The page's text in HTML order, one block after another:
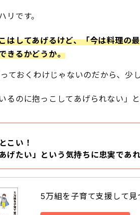
リです。
はしてあげるけど、「今は料理の
きるかどうか。
ておくわけじゃないのだから、少
るのに抱っこしてあげられない」
こい！
げたい」という気持ちに忠実であれ
5万組を子育て支援して